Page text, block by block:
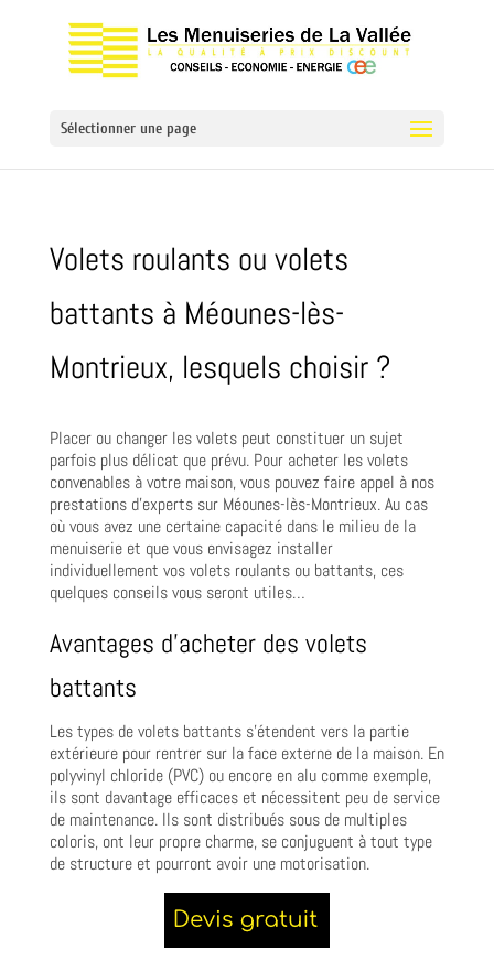
Sélectionner une page
Volets roulants ou volets
battants à Méounes-lès-
Montrieux, lesquels choisir ?
Placer ou changer les volets peut constituer un sujet
parfois plus délicat que prévu. Pour acheter les volets
convenables à votre maison, vous pouvez faire appel à nos
prestations d’experts sur Méounes-lès-Montrieux. Au cas
où vous avez une certaine capacité dans le milieu de la
menuiserie et que vous envisagez installer
individuellement vos volets roulants ou battants, ces
quelques conseils vous seront utiles…
Avantages d’acheter des volets
battants
Les types de volets battants s’étendent vers la partie
extérieure pour rentrer sur la face externe de la maison. En
polyvinyl chloride (PVC) ou encore en alu comme exemple,
ils sont davantage efficaces et nécessitent peu de service
de maintenance. Ils sont distribués sous de multiples
coloris, ont leur propre charme, se conjuguent à tout type
de structure et pourront avoir une motorisation.